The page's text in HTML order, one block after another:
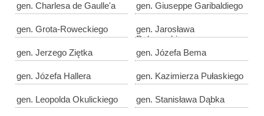
gen. Charlesa de Gaulle'a gen. Giuseppe Garibaldiego
gen. Grota-Roweckiego
gen. Jarosława
Dąbrowskiego
gen. Jerzego Ziętka
gen. Józefa Bema
gen. Józefa Hallera gen. Kazimierza Pułaskiego
gen. Leopolda Okulickiego gen. Stanisława Dąbka